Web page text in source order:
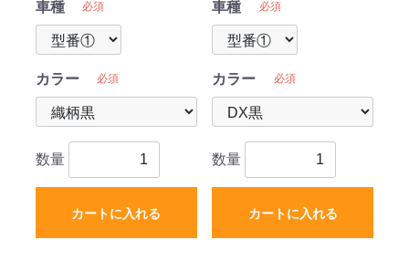
新品
車種 必須
カラー 必須
数量
カートに入れる
品
車種 必須
カラー 必須
数量
カートに入れる